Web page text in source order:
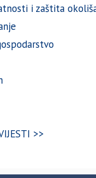
i zaštita
>>